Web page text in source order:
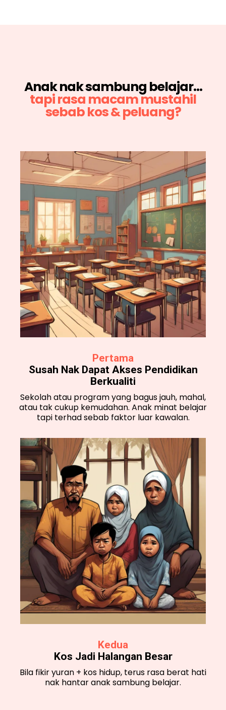
Anak nak sambung belajar…
tapi rasa macam mustahil
sebab kos & peluang?
Pertama
Susah Nak Dapat Akses Pendidikan
Berkualiti
Sekolah atau program yang bagus jauh, mahal,
atau tak cukup kemudahan. Anak minat belajar
tapi terhad sebab faktor luar kawalan.
Kedua
Kos Jadi Halangan Besar
Bila fikir yuran + kos hidup, terus rasa berat hati
nak hantar anak sambung belajar.